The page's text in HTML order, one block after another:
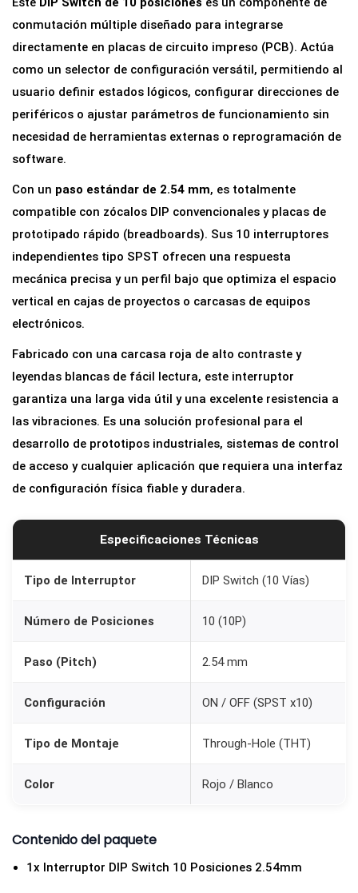
t
o
r
D
I
P
S
c
o
s
i
c
i
o
n
|
P
s
2
m
N
/
conmutación múltiple diseñado para integrarse
directamente en placas de circuito impreso (PCB). Actúa
como un selector de configuración versátil, permitiendo al
usuario definir estados lógicos, configurar direcciones de
periféricos o ajustar parámetros de funcionamiento sin
necesidad de herramientas externas o reprogramación de
software.
Con un paso estándar de 2.54 mm, es totalmente
compatible con zócalos DIP convencionales y placas de
prototipado rápido (breadboards). Sus 10 interruptores
independientes tipo SPST ofrecen una respuesta
mecánica precisa y un perfil bajo que optimiza el espacio
vertical en cajas de proyectos o carcasas de equipos
electrónicos.
Fabricado con una carcasa roja de alto contraste y
leyendas blancas de fácil lectura, este interruptor
garantiza una larga vida útil y una excelente resistencia a
las vibraciones. Es una solución profesional para el
desarrollo de prototipos industriales, sistemas de control
de acceso y cualquier aplicación que requiera una interfaz
de configuración física fiable y duradera.
Especificaciones Técnicas
Tipo de Interruptor DIP Switch (10 Vías)
Número de Posiciones 10 (10P)
Paso (Pitch) 2.54 mm
Configuración ON / OFF (SPST x10)
Tipo de Montaje Through-Hole (THT)
Color Rojo / Blanco
Contenido del paquete
1x Interruptor DIP Switch 10 Posiciones 2.54mm